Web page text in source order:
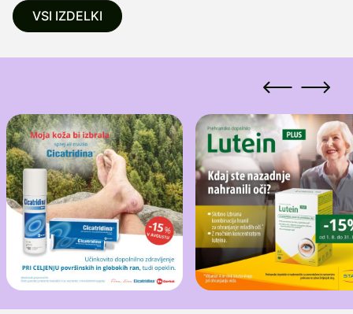
VSI IZDELKI